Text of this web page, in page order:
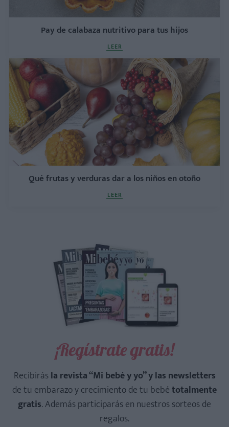
Pay de calabaza nutritivo para tus hijos
LEER
Qué frutas y verduras dar a los niños en otoño
LEER
¡Regístrate gratis!
Recibirásla revista “Mi bebé y yo” y las newsletters
de tu embarazo y crecimiento de tu bebétotalmente
gratis. Además participarás en nuestros sorteos de
regalos.